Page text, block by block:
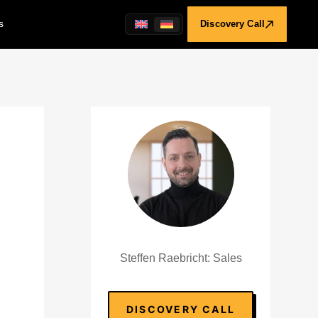
Discovery Call
Steffen Raebricht: Sales
DISCOVERY CALL